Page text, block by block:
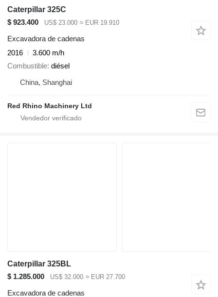
Caterpillar 325C
$ 923.400
US$ 23.000 ≈ EUR 19.910
Excavadora de cadenas
2016
3.600 m/h
Combustible diésel
China, Shanghai
Red Rhino Machinery Ltd
Caterpillar 325BL
$ 1.285.000
US$ 32.000 ≈ EUR 27.700
Excavadora de cadenas